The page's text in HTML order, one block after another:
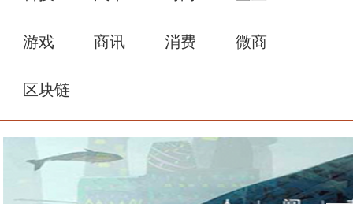
游戏 商讯 消费 微商
区块链